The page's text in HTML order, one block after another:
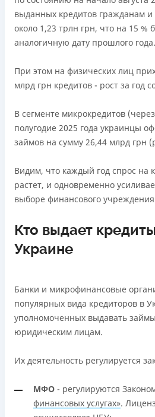
ПОЛУЧИТЬ ЗАЙМ
выданных кредитов гражданам и
около 1,23 трлн грн, что на 15 %
аналогичную дату прошлого года.
При этом на физических лиц
млрд грн кредитов - рост за год
В сегменте микрокредитов
полугодие 2025 года украинцы
займов на сумму 26,44 млрд грн
Видим, что каждый год спрос на
растет, и одновременно
выборе финансового
Кто выдает
Украине
Банки и микрофинансовые
популярных вида кредиторов в
уполномоченных выдавать
юридическим лицам.
Их деятельность регулируется
МФО - регулируются
финансовых услугах».